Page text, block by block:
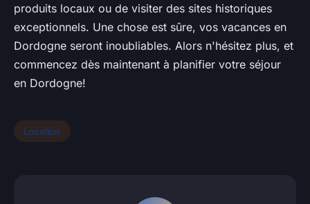
produits locaux ou de visiter des sites historiques
exceptionnels. Une chose est sûre, vos vacances en
Dordogne seront inoubliables. Alors n'hésitez plus, et
commencez dès maintenant à planifier votre séjour
en Dordogne!
Location